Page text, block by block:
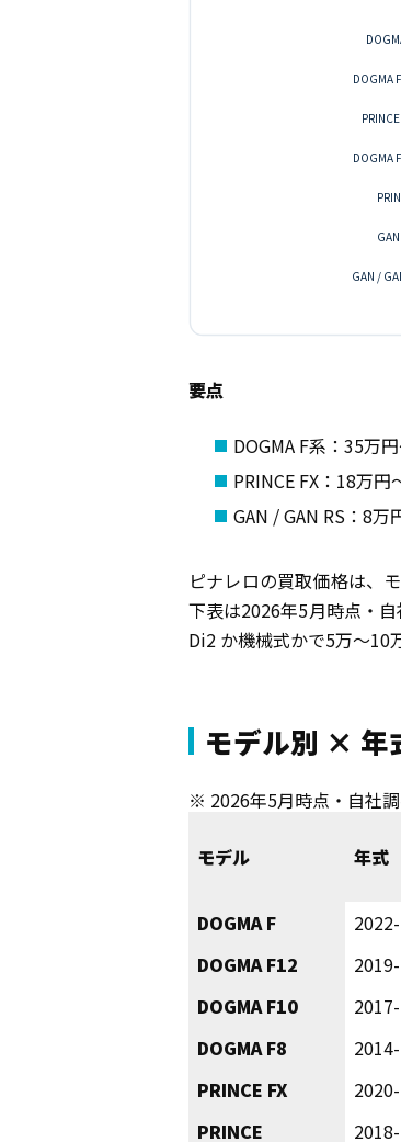
DOGMA
DOGMA
GAN /
要点
DOGMA F系：35万
PRINCE FX：18万
GAN / GAN RS：8万
ピナレロの買取価格は、
下表は2026年5月時点・自
Di2 か機械式かで5万〜10
モデル別 × 年
モデル 年式
DOGMA F
DOGMA F12
DOGMA F10
DOGMA F8
PRINCE FX
PRINCE
※ 2026年5月時点・自社